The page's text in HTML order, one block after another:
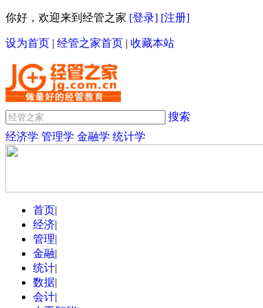
你好，欢迎来到经管之家 [登录] [注册]
设为首页 | 经管之家首页 | 收藏本站
搜索
经济学 管理学 金融学 统计学
首页|
经济|
管理|
金融|
统计|
数据|
会计|